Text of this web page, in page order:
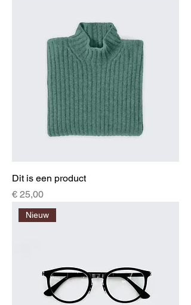
Dit is een product
Prijs
€ 25,00
Nieuw